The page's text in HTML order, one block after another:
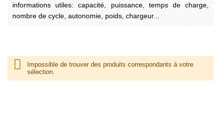
informations utiles: capacité, puissance, temps de charge,
nombre de cycle, autonomie, poids, chargeur...
Impossible de trouver des produits correspondants à votre
sélection.